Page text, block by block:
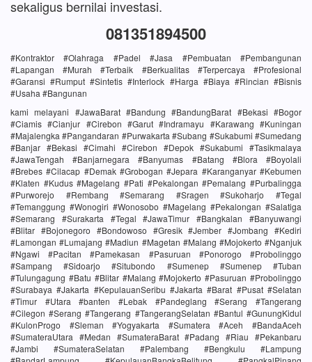
sekaligus bernilai investasi.
081351894500
#Kontraktor #Olahraga #Padel #Jasa #Pembuatan #Pembangunan
#Lapangan #Murah #Terbaik #Berkualitas #Terpercaya #Profesional
#Garansi #Rumput #Sintetis #Interlock #Harga #Biaya #Rincian #Bisnis
#Usaha #Bangunan
kami melayani #JawaBarat #Bandung #BandungBarat #Bekasi #Bogor
#Ciamis #Cianjur #Cirebon #Garut #Indramayu #Karawang #Kuningan
#Majalengka #Pangandaran #Purwakarta #Subang #Sukabumi #Sumedang
#Banjar #Bekasi #Cimahi #Cirebon #Depok #Sukabumi #Tasikmalaya
#JawaTengah #Banjarnegara #Banyumas #Batang #Blora #Boyolali
#Brebes #Cilacap #Demak #Grobogan #Jepara #Karanganyar #Kebumen
#Klaten #Kudus #Magelang #Pati #Pekalongan #Pemalang #Purbalingga
#Purworejo #Rembang #Semarang #Sragen #Sukoharjo #Tegal
#Temanggung #Wonogiri #Wonosobo #Magelang #Pekalongan #Salatiga
#Semarang #Surakarta #Tegal #JawaTimur #Bangkalan #Banyuwangi
#Blitar #Bojonegoro #Bondowoso #Gresik #Jember #Jombang #Kediri
#Lamongan #Lumajang #Madiun #Magetan #Malang #Mojokerto #Nganjuk
#Ngawi #Pacitan #Pamekasan #Pasuruan #Ponorogo #Probolinggo
#Sampang #Sidoarjo #Situbondo #Sumenep #Sumenep #Tuban
#Tulungagung #Batu #Blitar #Malang #Mojokerto #Pasuruan #Probolinggo
#Surabaya #Jakarta #KepulauanSeribu #Jakarta #Barat #Pusat #Selatan
#Timur #Utara #banten #Lebak #Pandeglang #Serang #Tangerang
#Cilegon #Serang #Tangerang #TangerangSelatan #Bantul #GunungKidul
#KulonProgo #Sleman #Yogyakarta #Sumatera #Aceh #BandaAceh
#SumateraUtara #Medan #SumateraBarat #Padang #Riau #Pekanbaru
#Jambi #SumateraSelatan #Palembang #Bengkulu #Lampung